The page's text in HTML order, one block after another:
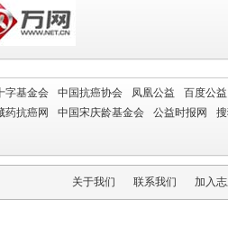
字基金会 中国抗癌协会 凤凰公益
百度公益
药抗癌网 中国宋庆龄基金会 公益时报网
关于我们 联系我们 加入